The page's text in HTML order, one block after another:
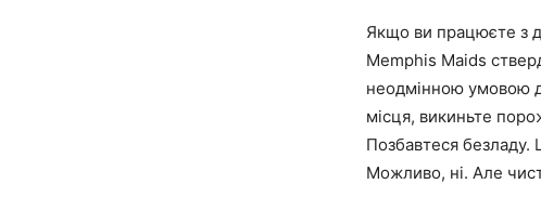
Якщо ви працюєте з
Memphis Maids
неодмінною умовою
місця, викиньте
Позбавтеся
Можливо, ні. Але